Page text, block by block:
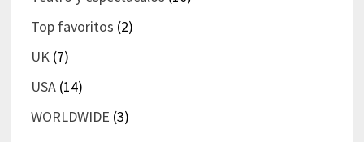
Top favoritos (2)
UK(7)
USA(14)
WORLDWIDE (3)